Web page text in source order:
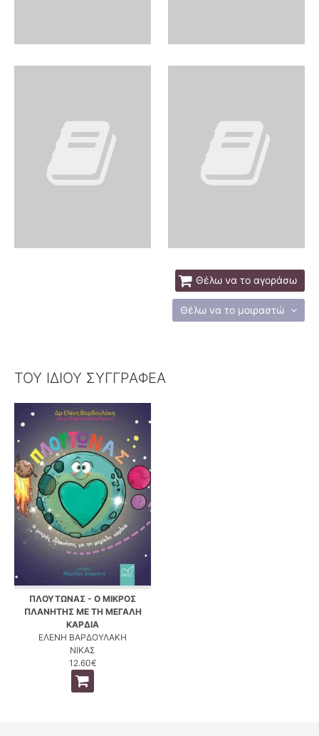
Θέλω να το αγοράσω
Θέλω να το μοιραστώ
ΤΟΥ ΙΔΙΟΥ ΣΥΓΓΡΑΦΕΑ
ΠΛΟΥΤΩΝΑΣ - Ο ΜΙΚΡΟΣ
ΠΛΑΝΗΤΗΣ ΜΕ ΤΗ ΜΕΓΑΛΗ
ΚΑΡΔΙΑ
ΕΛΕΝΗ ΒΑΡΔΟΥΛΑΚΗ
ΝΙΚΑΣ
12.60€